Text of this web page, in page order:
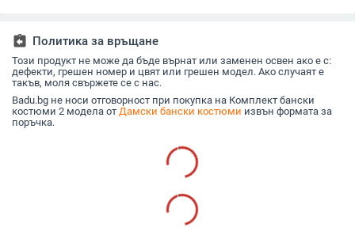
спандекс в подплата;
тегло 190 г
assignment_return Политика за връщане
Този продукт не може да бъде върнат или заменен освен ако е с:
дефекти, грешен номер и цвят или грешен модел. Ако случаят е
такъв, моля свържете се с нас.
Badu.bg не носи отговорност при покупка на Комплект бански
костюми 2 модела от Дамски бански костюми извън формата за
поръчка.